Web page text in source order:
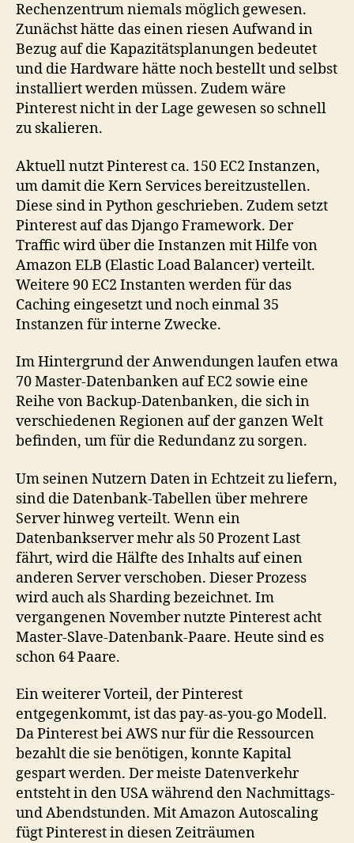
Rechenzentrum niemals möglich gewesen.
Zunächst hätte das einen riesen Aufwand in
Bezug auf die Kapazitätsplanungen bedeutet
und die Hardware hätte noch bestellt und selbst
installiert werden müssen. Zudem wäre
Pinterest nicht in der Lage gewesen so schnell
zu skalieren.
Aktuell nutzt Pinterest ca. 150 EC2 Instanzen,
um damit die Kern Services bereitzustellen.
Diese sind in Python geschrieben. Zudem setzt
Pinterest auf das Django Framework. Der
Traffic wird über die Instanzen mit Hilfe von
Amazon ELB (Elastic Load Balancer) verteilt.
Weitere 90 EC2 Instanten werden für das
Caching eingesetzt und noch einmal 35
Instanzen für interne Zwecke.
Im Hintergrund der Anwendungen laufen etwa
70 Master-Datenbanken auf EC2 sowie eine
Reihe von Backup-Datenbanken, die sich in
verschiedenen Regionen auf der ganzen Welt
befinden, um für die Redundanz zu sorgen.
Um seinen Nutzern Daten in Echtzeit zu liefern,
sind die Datenbank-Tabellen über mehrere
Server hinweg verteilt. Wenn ein
Datenbankserver mehr als 50 Prozent Last
fährt, wird die Hälfte des Inhalts auf einen
anderen Server verschoben. Dieser Prozess
wird auch als Sharding bezeichnet. Im
vergangenen November nutzte Pinterest acht
Master-Slave-Datenbank-Paare. Heute sind es
schon 64 Paare.
Ein weiterer Vorteil, der Pinterest
entgegenkommt, ist das pay-as-you-go Modell.
Da Pinterest bei AWS nur für die Ressourcen
bezahlt die sie benötigen, konnte Kapital
gespart werden. Der meiste Datenverkehr
entsteht in den USA während den Nachmittags-
und Abendstunden. Mit Amazon Autoscaling
fügt Pinterest in diesen Zeiträumen